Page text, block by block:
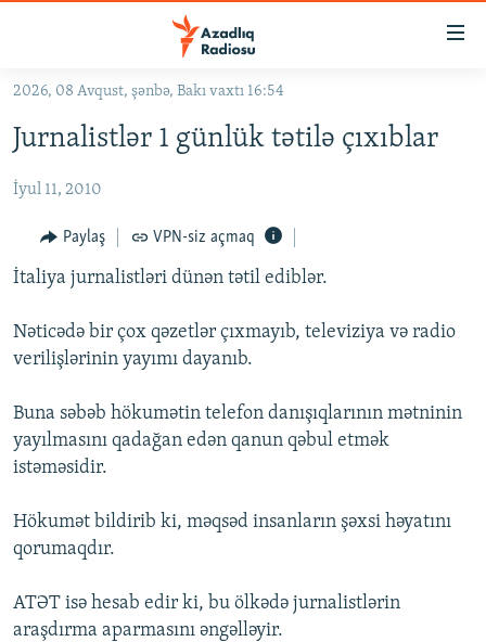
Əsas
qayıt
naviqasiyaya
Axtarışa
keç
KORRUPSIOMETR
#ƏSLINDƏ
FƏRQƏ BAX
ARAŞDIRMA
VIDEO
FOTOQALEREYA
KARIKATURA
RADIO ARXIV
OXU ZALI
İSLAM VƏ DEMOKRATIYA
HAQQIMIZDA
PEŞƏ ETIKASI VƏ JURNALISTIKA STANDARTLARIMIZ
AZADLIQRADIOSU MOBIL TELEFONUNUZDA
BIZI IZLƏ
RFE/RL-in bütün saytları
2026, 08 Avqust, şənbə, Bakı vaxtı 16:54
Jurnalistlər 1 günlük tətilə çıxıblar
İyul 11, 2010
Paylaş VPN-siz açmaq
İtaliya jurnalistləri dünən tətil ediblər.
Nəticədə bir çox qəzetlər çıxmayıb, televiziya və radio
verilişlərinin yayımı dayanıb.
Buna səbəb hökumətin telefon danışıqlarının mətninin
yayılmasını qadağan edən qanun qəbul etmək
istəməsidir.
Hökumət bildirib ki, məqsəd insanların şəxsi həyatını
qorumaqdır.
ATƏT isə hesab edir ki, bu ölkədə jurnalistlərin
araşdırma aparmasını əngəlləyir.